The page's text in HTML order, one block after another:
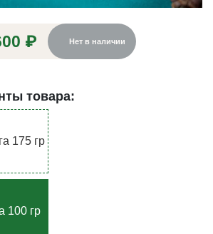
₽ Нет в наличии
товара:
175 гр
100 гр